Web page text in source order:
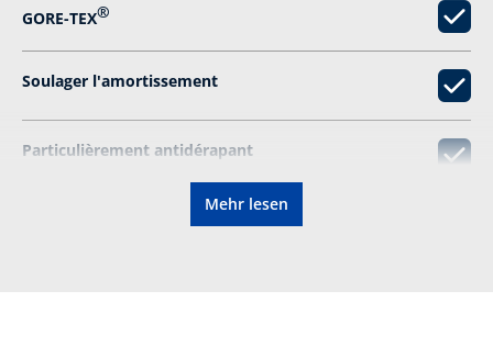
GORE-TEX®
Soulager l'amortissement
Particulièrement antidérapant
Mehr lesen